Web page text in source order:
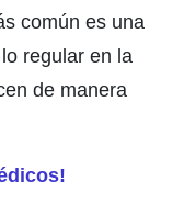
común es una
regular en la
de manera